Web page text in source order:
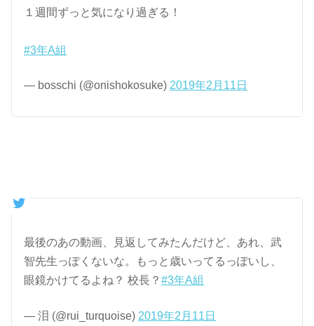
１週間ずっと気になり過ぎる！
#3年A組
— bosschi (@onishokosuke) 2019年2月11日
最後のあの動画、見返してみたんだけど、あれ、武
智先生っぽくないな。もっと歳いってるっぽいし、
眼鏡かけてるよね？ 校長？#3年A組
— 泪 (@rui_turquoise) 2019年2月11日